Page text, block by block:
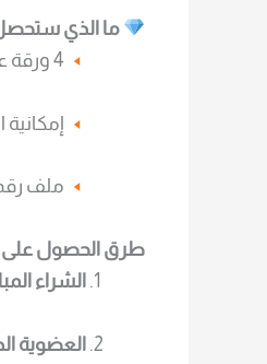
ما الذي
4 ورقة عمل pdf شاملة لاختبار جميع جداول الضرب (رقم واحد).
إمكانية
ملف
طرق الحصول على
الشراء
العضوية